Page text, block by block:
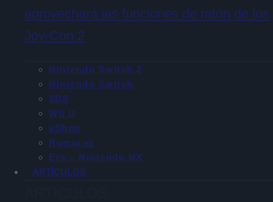
aprovechará las funciones de ratón de los
Joy-Con 2
Nintendo Switch 2
Nintendo Switch
3DS
Wii U
eShop
Rumores
Era – Nintendo NX
ARTÍCULOS